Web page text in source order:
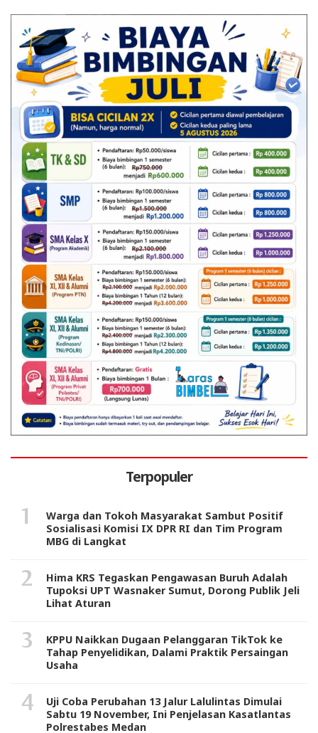
Terpopuler
Warga dan Tokoh Masyarakat Sambut Positif
Sosialisasi Komisi IX DPR RI dan Tim Program
MBG di Langkat
Hima KRS Tegaskan Pengawasan Buruh Adalah
Tupoksi UPT Wasnaker Sumut, Dorong Publik Jeli
Lihat Aturan
KPPU Naikkan Dugaan Pelanggaran TikTok ke
Tahap Penyelidikan, Dalami Praktik Persaingan
Usaha
Uji Coba Perubahan 13 Jalur Lalulintas Dimulai
Sabtu 19 November, Ini Penjelasan Kasatlantas
Polrestabes Medan